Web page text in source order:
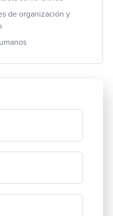
de organización y